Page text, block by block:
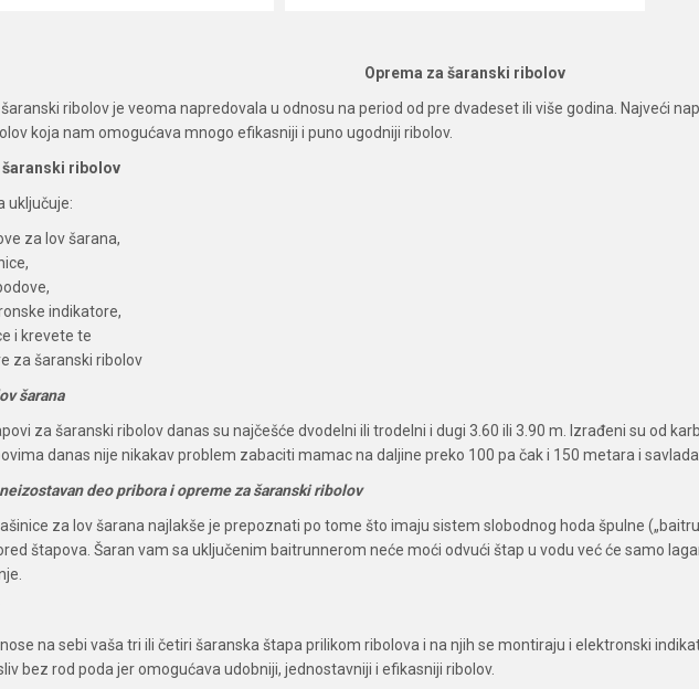
Oprema za šaranski ribolov
ribolov je veoma napredovala u odnosu na period od pre dvadeset ili više godina. Najveći
koja nam omogućava mnogo efikasniji i puno ugodniji ribolov.
šaranski ribolov
uključuje:
za lov šarana,
indikatore,
i krevete te
za šaranski ribolov
šarana
za šaranski ribolov danas su najčešće dvodelni ili trodelni i dugi 3.60 ili 3.90 m. Izrađeni su od
danas nije nikakav problem zabaciti mamac na daljine preko 100 pa čak i 150 metara i
deo pribora i opreme za šaranski ribolov
za lov šarana najlakše je prepoznati po tome što imaju sistem slobodnog hoda špulne
štapova. Šaran vam sa uključenim baitrunnerom neće moći odvući štap u vodu već će samo
na sebi vaša tri ili četiri šaranska štapa prilikom ribolova i na njih se montiraju i elektronski
bez rod poda jer omogućava udobniji, jednostavniji i efikasniji ribolov.